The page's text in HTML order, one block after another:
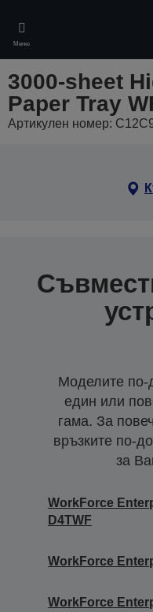
main
content
Меню
3000-sheet
Paper Tray
Артикулен номер:
Моделите по-
един или
гама. За
връзките по-
за
WorkForce
D4TWF
WorkForce
WorkForce